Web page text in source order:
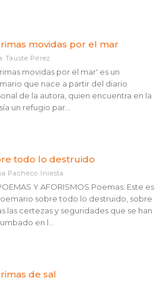
movidas por el mar
Tauste Pérez
movidas por el mar' es un
que nace a partir del diario
de la autora, quien encuentra en la
un refugio par...
todo lo destruido
Pacheco Iniesta
Y AFORISMOS Poemas: Este es
sobre todo lo destruido, sobre
las certezas y seguridades que se han
en l...
de sal